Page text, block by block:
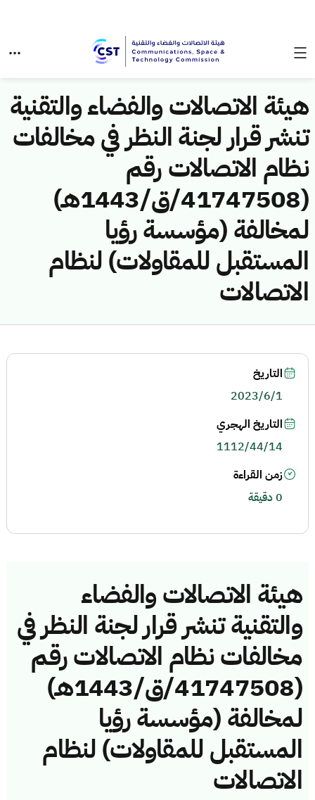
هيئة الاتصالات والفضاء والتقنية
تنشر قرار لجنة النظر في مخالفات
نظام الاتصالات رقم
(41747508/ق/1443هـ)
لمخالفة (مؤسسة رؤيا
المستقبل للمقاولات) لنظام
الاتصالات
هيئة الاتصالات والفضاء
والتقنية تنشر قرار لجنة النظر في
مخالفات نظام الاتصالات رقم
(41747508/ق/1443هـ)
لمخالفة (مؤسسة رؤيا
المستقبل للمقاولات) لنظام
الاتصالات
التاريخ
2023/6/1
التاريخ الهجري
1112/44/14
زمن القراءة
0 دقيقة